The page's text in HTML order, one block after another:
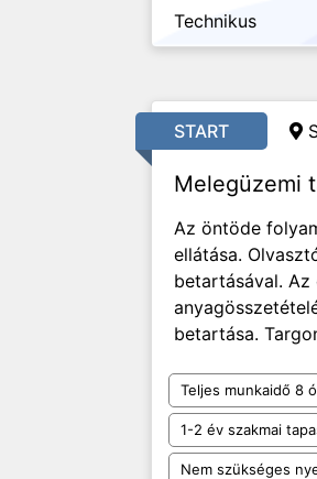
Technikus
START
Melegüzemi
Az öntöde
ellátása.
betartásával.
betartása.
Teljes munkaidő 8
1-2 év szakmai
Nem szükséges